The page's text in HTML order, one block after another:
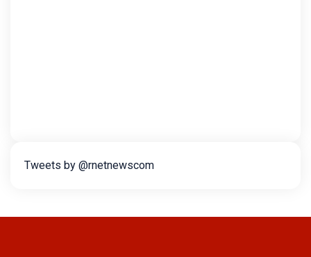
Tweets by @rnetnewscom